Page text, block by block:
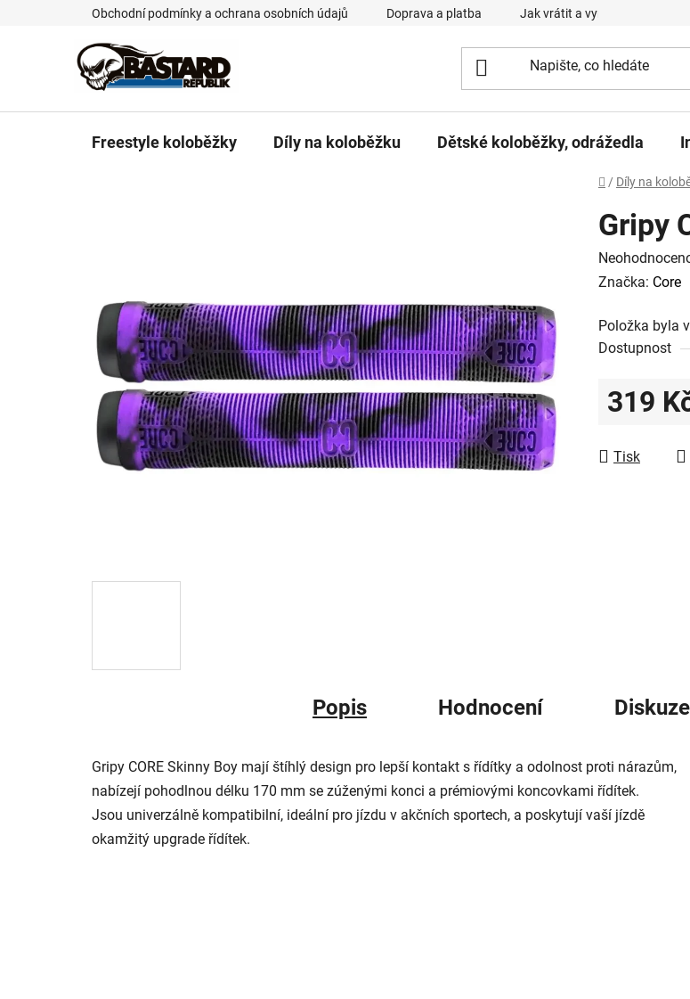
Obchodní podmínky a ochrana osobních údajů Doprava a platba Jak vrátit a vyměnit zboží
Freestyle koloběžky Díly na koloběžku Dětské koloběžky, odrážedla
Domů
/ Díly na
Gripy
Průměrné
hodnocení
je
0,0
Značka: Core
Položka byla
Dostupnost
319
Tisk
Popis Hodnocení Diskuze
Gripy CORE Skinny Boy mají štíhlý design pro lepší kontakt s řídítky a odolnost proti nárazům,
nabízejí pohodlnou délku 170 mm se zúženými konci a prémiovými koncovkami řídítek.
Jsou univerzálně kompatibilní, ideální pro jízdu v akčních sportech, a poskytují vaší jízdě
okamžitý upgrade řídítek.